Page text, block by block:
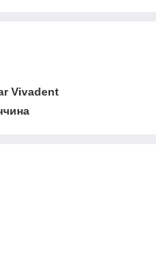
Vіvadent